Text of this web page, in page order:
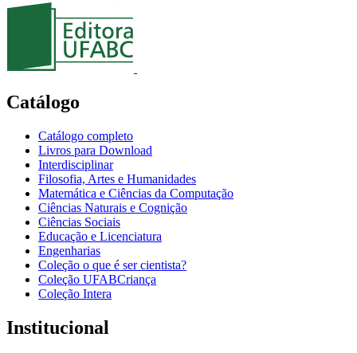
Catálogo
Catálogo completo
Livros para Download
Interdisciplinar
Filosofia, Artes e Humanidades
Matemática e Ciências da Computação
Ciências Naturais e Cognição
Ciências Sociais
Educação e Licenciatura
Engenharias
Coleção o que é ser cientista?
Coleção UFABCriança
Coleção Intera
Institucional